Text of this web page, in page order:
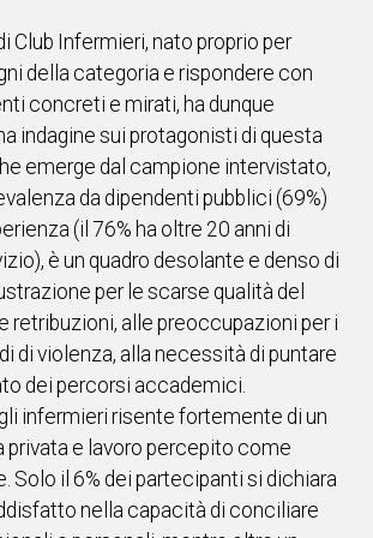
Club Infermieri, nato proprio per
della categoria e rispondere con
concreti e mirati, ha dunque
indagine sui protagonisti di questa
emerge dal campione intervistato,
da dipendenti pubblici (69%)
(il 76% ha oltre 20 anni di
è un quadro desolante e denso di
per le scarse qualità del
retribuzioni, alle preoccupazioni per i
di violenza, alla necessità di puntare
dei percorsi accademici.
infermieri risente fortemente di un
privata e lavoro percepito come
Solo il 6% dei partecipanti si dichiara
nella capacità di conciliare